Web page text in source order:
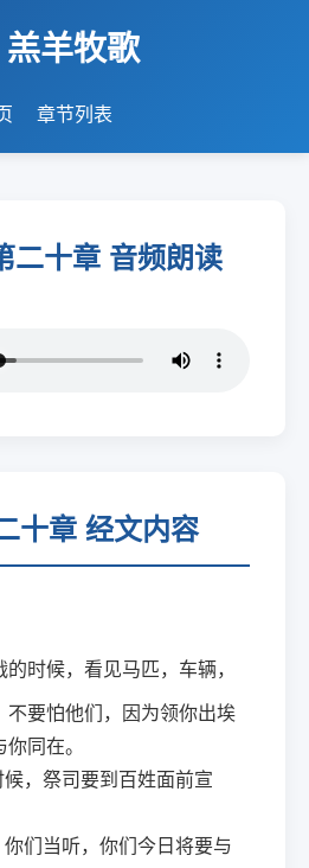
羔羊牧歌
章节列表
二十章 音频朗读
十章 经文内容
时候，看见马匹，车辆，
不要怕他们，因为领你出埃
同在。
，祭司要到百姓面前宣
们当听，你们今日将要与